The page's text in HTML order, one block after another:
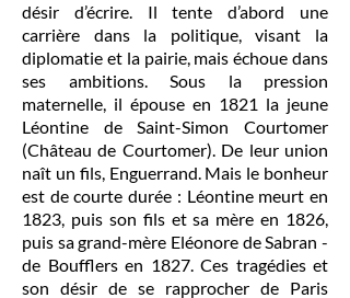
désir d’écrire. Il tente d’abord une
carrière dans la politique, visant la
diplomatie et la pairie, mais échoue dans
ses ambitions. Sous la pression
maternelle, il épouse en 1821 la jeune
Léontine de Saint-Simon Courtomer
(Château de Courtomer). De leur union
naît un fils, Enguerrand. Mais le bonheur
est de courte durée : Léontine meurt en
1823, puis son fils et sa mère en 1826,
puis sa grand-mère Eléonore de Sabran -
de Boufflers en 1827. Ces tragédies et
son désir de se rapprocher de Paris